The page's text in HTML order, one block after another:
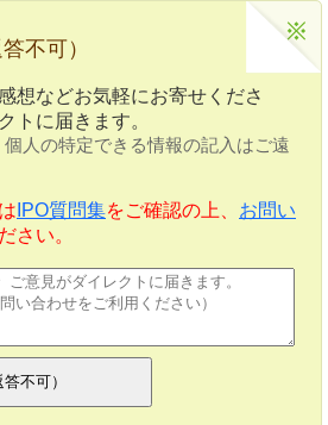
不可）
想などお気軽にお寄せくださ
トに届きます。
人の特定できる情報の記入はご遠
IPO質問集をご確認の上、 お問い
さい。